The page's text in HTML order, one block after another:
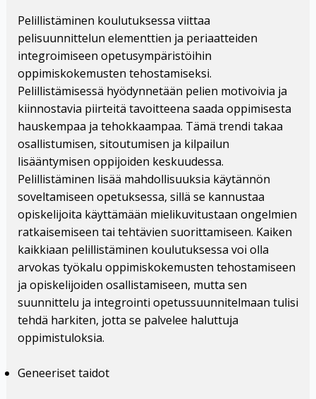
Pelillistäminen koulutuksessa viittaa
pelisuunnittelun elementtien ja periaatteiden
integroimiseen opetusympäristöihin
oppimiskokemusten tehostamiseksi.
Pelillistämisessä hyödynnetään pelien motivoivia ja
kiinnostavia piirteitä tavoitteena saada oppimisesta
hauskempaa ja tehokkaampaa. Tämä trendi takaa
osallistumisen, sitoutumisen ja kilpailun
lisääntymisen oppijoiden keskuudessa.
Pelillistäminen lisää mahdollisuuksia käytännön
soveltamiseen opetuksessa, sillä se kannustaa
opiskelijoita käyttämään mielikuvitustaan ongelmien
ratkaisemiseen tai tehtävien suorittamiseen. Kaiken
kaikkiaan pelillistäminen koulutuksessa voi olla
arvokas työkalu oppimiskokemusten tehostamiseen
ja opiskelijoiden osallistamiseen, mutta sen
suunnittelu ja integrointi opetussuunnitelmaan tulisi
tehdä harkiten, jotta se palvelee haluttuja
oppimistuloksia.
Geneeriset taidot